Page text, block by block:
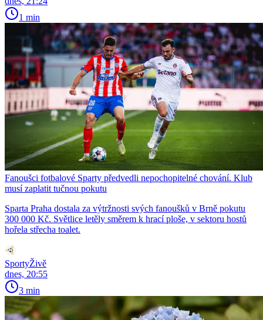
1 min
Fanoušci fotbalové Sparty předvedli nepochopitelné chování. Klub
musí zaplatit tučnou pokutu
Sparta Praha dostala za výtržnosti svých fanoušků v Brně pokutu
300 000 Kč. Světlice letěly směrem k hrací ploše, v sektoru hostů
hořela střecha toalet.
SportyŽivě
dnes, 20:55
3 min